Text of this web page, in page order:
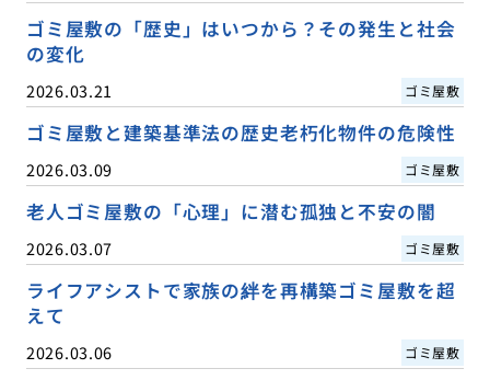
ゴミ屋敷の「歴史」はいつから？その発生と社会
の変化
2026.03.21 ゴミ屋敷
ゴミ屋敷と建築基準法の歴史老朽化物件の危険性
2026.03.09 ゴミ屋敷
老人ゴミ屋敷の「心理」に潜む孤独と不安の闇
2026.03.07 ゴミ屋敷
ライフアシストで家族の絆を再構築ゴミ屋敷を超
えて
2026.03.06 ゴミ屋敷